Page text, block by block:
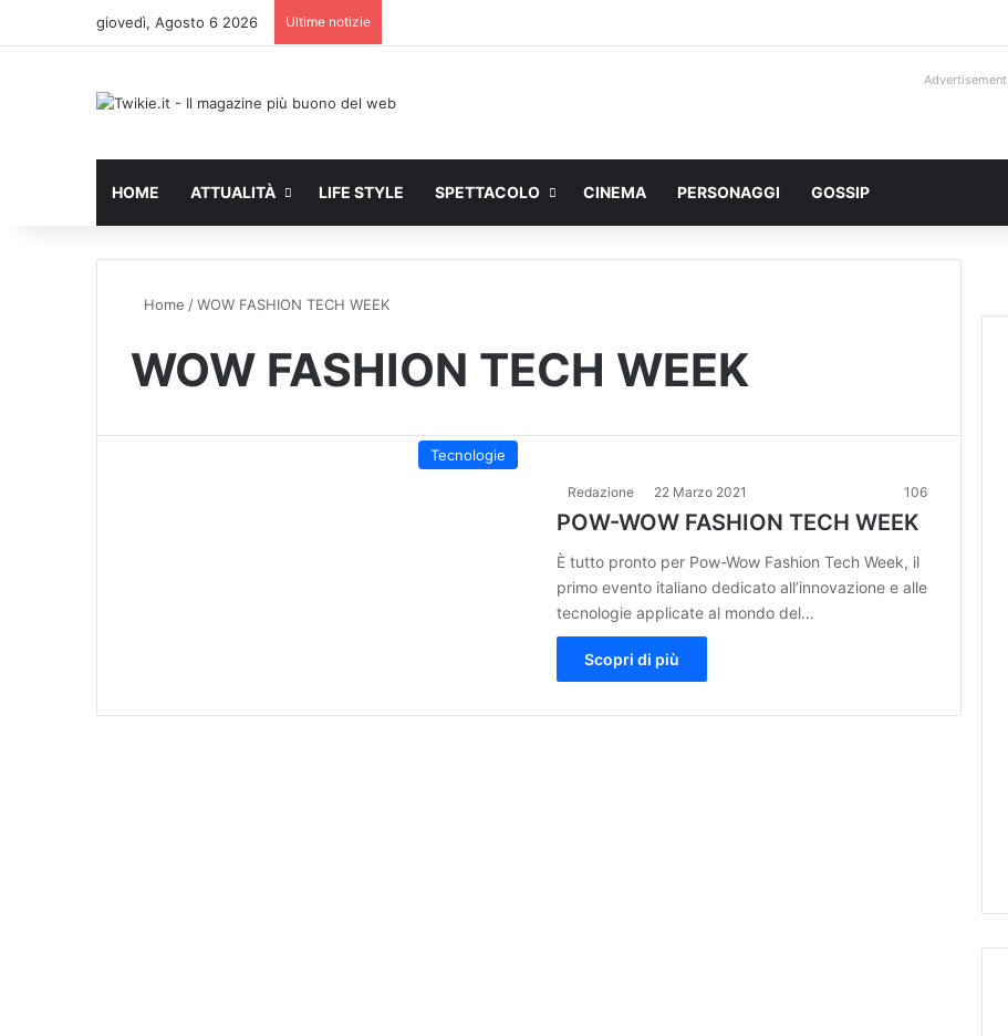
giovedì, Agosto 6 2026 Ultime notizie
Advertisement
HOME ATTUALITÀ LIFE STYLE SPETTACOLO CINEMA PERSONAGGI GOSSIP
Home /WOW FASHION TECH WEEK
WOW FASHION TECH WEEK
Tecnologie
Redazione 22 Marzo 2021 106
POW-WOW FASHION TECH WEEK
È tutto pronto per Pow-Wow Fashion Tech Week, il
primo evento italiano dedicato all’innovazione e alle
tecnologie applicate al mondo del…
Scopri di più